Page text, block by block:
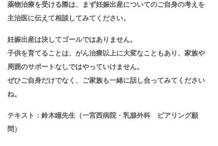
薬物治療を受ける際は、まず妊娠出産についてのご自身の考えを
主治医に伝えて相談してみてください。
妊娠出産は決してゴールではありません。
子供を育てることは、がん治療以上に大変なこともあり、家族や
周囲のサポートなしではやっていけません。
ぜひご自身だけでなく、ご家族も一緒に話し合ってみてください
ね。
テキスト：鈴木瞳先生（一宮西病院・乳腺外科 ピアリング顧
問）